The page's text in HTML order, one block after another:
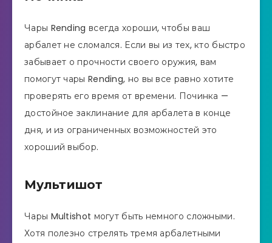
Чары Rending всегда хороши, чтобы ваш
арбалет не сломался. Если вы из тех, кто быстро
забывает о прочности своего оружия, вам
помогут чары Rending, но вы все равно хотите
проверять его время от времени. Починка —
достойное заклинание для арбалета в конце
дня, и из ограниченных возможностей это
хороший выбор.
Мультишот
Чары Multishot могут быть немного сложными.
Хотя полезно стрелять тремя арбалетными